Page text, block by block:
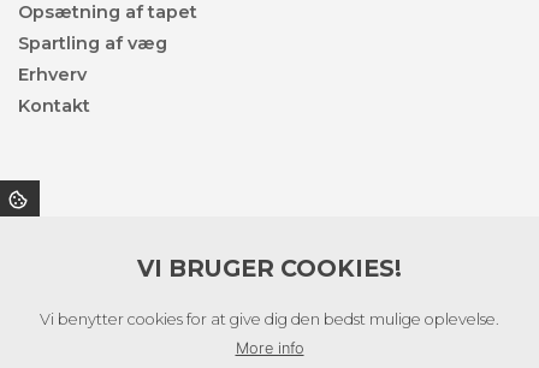
Opsætning af tapet
Spartling af væg
Erhverv
Kontakt
VI BRUGER COOKIES!
Vi benytter cookies for at give dig den bedst mulige oplevelse.
More info